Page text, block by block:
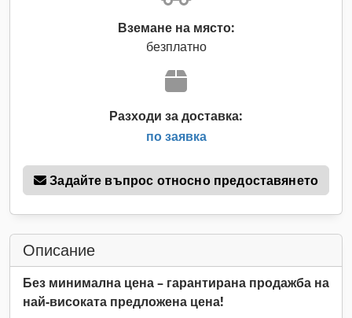
Вземане на място:
безплатно
Разходи за доставка:
по заявка
Задайте въпрос относно предоставянето
Описание
Без минимална цена – гарантирана продажба на
най-високата предложена цена!